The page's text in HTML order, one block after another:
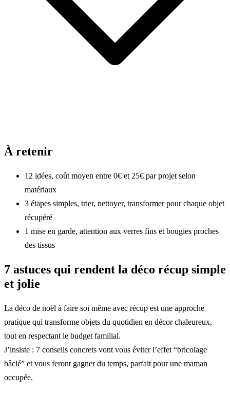
À retenir
12 idées, coût moyen entre 0€ et 25€ par projet selon
matériaux
3 étapes simples, trier, nettoyer, transformer pour chaque objet
récupéré
1 mise en garde, attention aux verres fins et bougies proches
des tissus
7 astuces qui rendent la déco récup simple
et jolie
La déco de noël à faire soi même avec récup est une approche
pratique qui transforme objets du quotidien en décor chaleureux,
tout en respectant le budget familial.
J’insiste : 7 conseils concrets vont vous éviter l’effet “bricolage
bâclé” et vous feront gagner du temps, parfait pour une maman
occupée.